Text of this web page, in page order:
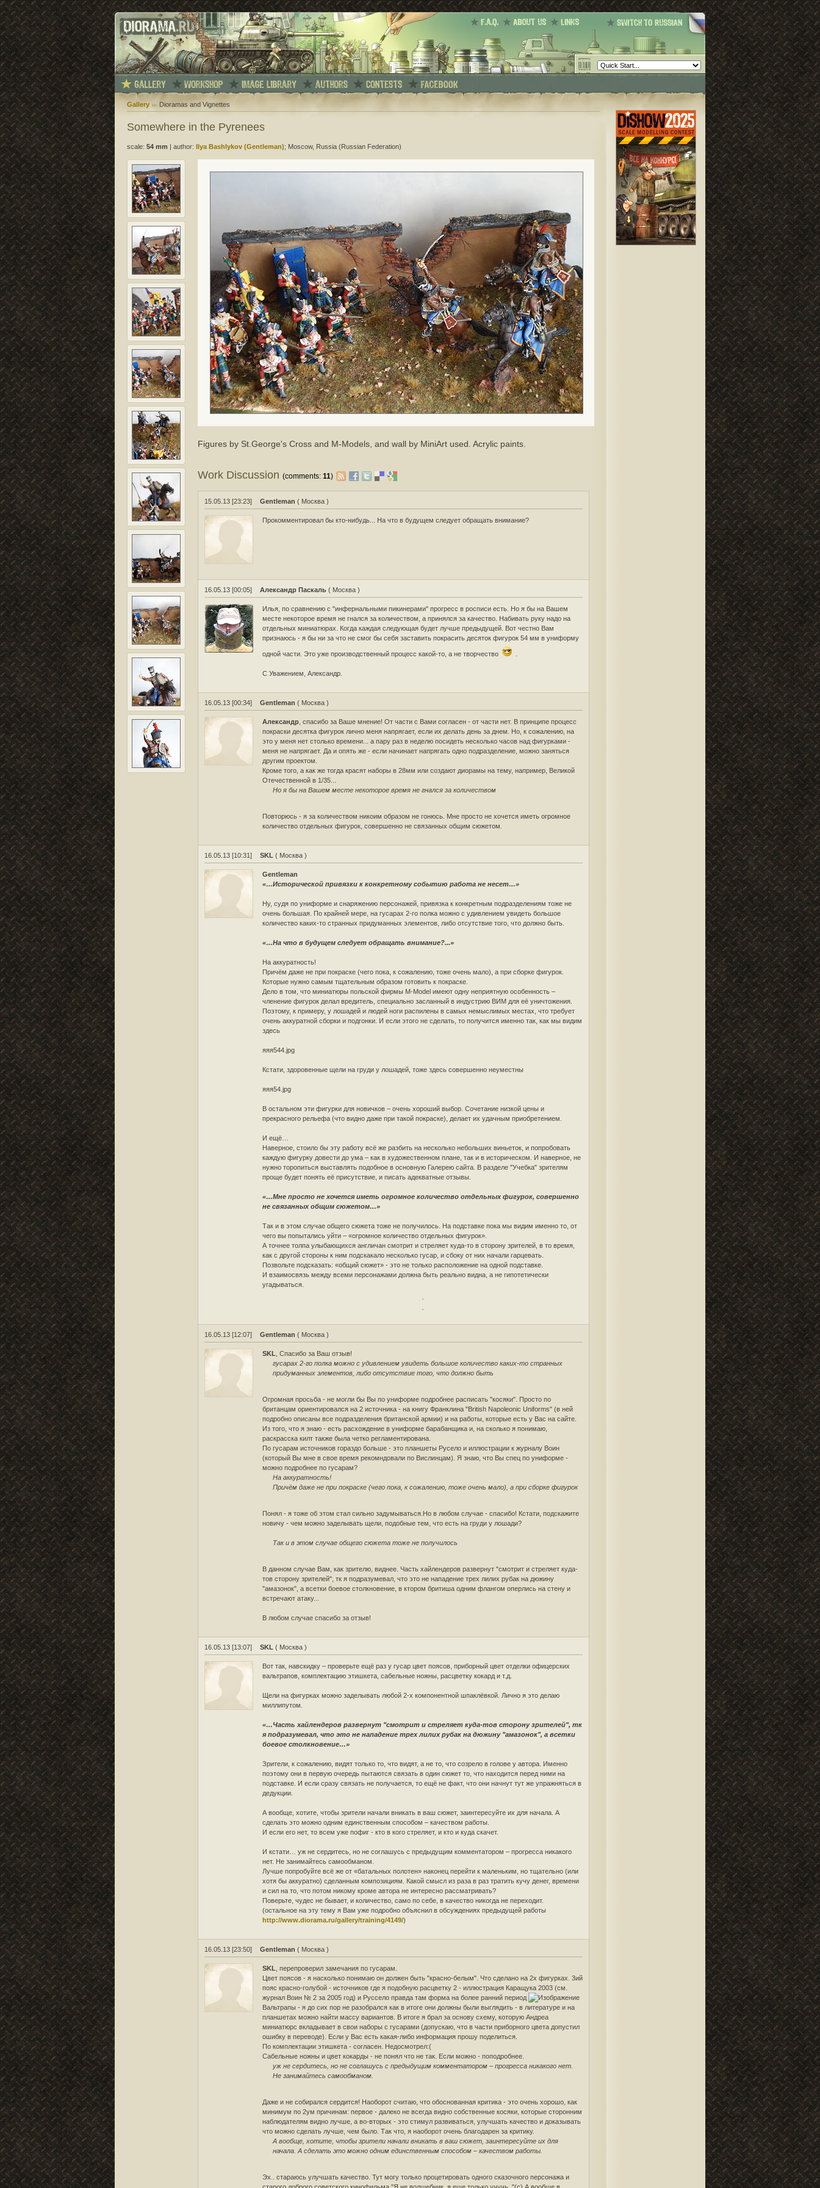
Gallery Dioramas and Vignettes
Somewhere in the Pyrenees
scale: 54 mm author: Ilya Bashlykov (Gentleman); Moscow, Russia (Russian Federation)
Figures by St.George's Cross and M-Models, and wall by MiniArt used. Acrylic paints.
Work Discussion(comments:11)
15.05.13 [23:23] Gentleman ( Москва )
Прокомментировал бы кто-нибудь... На что в будущем следует обращать внимание?
16.05.13 [00:05] Александр Паскаль ( Москва )
Илья, по сравнению с "инфернальными пикинерами" прогресс в росписи есть. Но я бы на Вашем
месте некоторое время не гнался за количеством, а принялся за качество. Набивать руку надо на
отдельных миниатюрах. Когда каждая следующая будет лучше предыдущей. Вот честно Вам
признаюсь - я бы ни за что не смог бы себя заставить покрасить десяток фигурок 54 мм в униформу
одной части. Это уже производственный процесс какой-то, а не творчество
С Уважением, Александр.
16.05.13 [00:34] Gentleman ( Москва )
Александр , спасибо за Ваше мнение! От части с Вами согласен - от части нет. В принципе процесс
покраски десятка фигурок лично меня напрягает, если их делать день за днем. Но, к сожалению, на
это у меня нет столько времени... а пару раз в неделю посидеть несколько часов над фигурками -
меня не напрягает. Да и опять же - если начинает напрягать одно подразделение, можно заняться
другим проектом.
Кроме того, а как же тогда красят наборы в 28мм или создают диорамы на тему, например, Великой
Отечественной в 1/35...
Но я бы на Вашем месте некоторое время не гнался за количеством
Повторюсь - я за количеством никоим образом не гонюсь. Мне просто не хочется иметь огромное
количество отдельных фигурок, совершенно не связанных общим сюжетом.
16.05.13 [10:31] SKL ( Москва )
Gentleman
«…Исторической привязки к конкретному событию работа не несет…»
Ну, судя по униформе и снаряжению персонажей, привязка к конкретным подразделениям тоже не
очень большая. По крайней мере, на гусарах 2-го полка можно с удивлением увидеть большое
количество каких-то странных придуманных элементов, либо отсутствие того, что должно быть.
«…На что в будущем следует обращать внимание?...»
На аккуратность!
Причём даже не при покраске (чего пока, к сожалению, тоже очень мало), а при сборке фигурок.
Которые нужно самым тщательным образом готовить к покраске.
Дело в том, что миниатюры польской фирмы M-Model имеют одну неприятную особенность –
членение фигурок делал вредитель, специально засланный в индустрию ВИМ для её уничтожения.
Поэтому, к примеру, у лошадей и людей ноги распилены в самых немыслимых местах, что требует
очень аккуратной сборки и подгонки. И если этого не сделать, то получится именно так, как мы видим
здесь
яяя544.jpg
Кстати, здоровенные щели на груди у лошадей, тоже здесь совершенно неуместны
яяя54.jpg
В остальном эти фигурки для новичков – очень хороший выбор. Сочетание низкой цены и
прекрасного рельефа (что видно даже при такой покраске), делает их удачным приобретением.
И ещё…
Наверное, стоило бы эту работу всё же разбить на несколько небольших виньеток, и попробовать
каждую фигурку довести до ума – как в художественном плане, так и в историческом. И наверное, не
нужно торопиться выставлять подобное в основную Галерею сайта. В разделе "Учебка" зрителям
проще будет понять её присутствие, и писать адекватные отзывы.
«…Мне просто не хочется иметь огромное количество отдельных фигурок, совершенно
не связанных общим сюжетом…»
Так и в этом случае общего сюжета тоже не получилось. На подставке пока мы видим именно то, от
чего вы попытались уйти – «огромное количество отдельных фигурок».
А точнее толпа улыбающихся англичан смотрит и стреляет куда-то в сторону зрителей, в то время,
как с другой стороны к ним подскакало несколько гусар, и сбоку от них начали гарцевать.
Позвольте подсказать: «общий сюжет» - это не только расположение на одной подставке.
И взаимосвязь между всеми персонажами должна быть реально видна, а не гипотетически
угадываться.
16.05.13 [12:07] Gentleman ( Москва )
SKL , Спасибо за Ваш отзыв!
гусарах 2-го полка можно с удивлением увидеть большое количество каких-то странных
придуманных элементов, либо отсутствие того, что должно быть
Огромная просьба - не могли бы Вы по униформе подробнее расписать "косяки". Просто по
британцам ориентировался на 2 источника - на книгу Франклина "British Napoleonic Uniforms" (в ней
подробно описаны все подразделения британской армии) и на работы, которые есть у Вас на сайте.
Из того, что я знаю - есть расхождение в униформе барабанщика и, на сколько я понимаю,
раскрасска килт также была четко регламентирована.
По гусарам источников гораздо больше - это планшеты Русело и иллюстрации к журналу Воин
(который Вы мне в свое время рекомндовали по Вислинцам). Я знаю, что Вы спец по униформе -
можно подробнее по гусарам?
На аккуратность!
Причём даже не при покраске (чего пока, к сожалению, тоже очень мало), а при сборке фигурок
Понял - я тоже об этом стал сильно задумываться.Но в любом случае - спасибо! Кстати, подскажите
новичу - чем можно заделывать щели, подобные тем, что есть на груди у лошади?
Так и в этом случае общего сюжета тоже не получилось
В данном случае Вам, как зрителю, виднее. Часть хайлендеров развернут "смотрит и стреляет куда-
тов сторону зрителей", тк я подразумевал, что это не нападение трех лилих рубак на дюжину
"амазонок", а всетки боевое столкновение, в ктором бритиша одним флангом оперлись на стену и
встречают атаку...
В любом случае спасибо за отзыв!
16.05.13 [13:07] SKL ( Москва )
Вот так, навскидку – проверьте ещё раз у гусар цвет поясов, приборный цвет отделки офицерских
вальтрапов, комплектацию этишкета, сабельные ножны, расцветку кокард и т.д.
Щели на фигурках можно заделывать любой 2-х компонентной шпаклёвкой. Лично я это делаю
миллипутом.
«…Часть хайлендеров развернут "смотрит и стреляет куда-тов сторону зрителей", тк
я подразумевал, что это не нападение трех лилих рубак на дюжину "амазонок", а всетки
боевое столкновение…»
Зрители, к сожалению, видят только то, что видят, а не то, что созрело в голове у автора. Именно
поэтому они в первую очередь пытаются связать в один сюжет то, что находится перед ними на
подставке. И если сразу связать не получается, то ещё не факт, что они начнут тут же упражняться в
дедукции.
А вообще, хотите, чтобы зрители начали вникать в ваш сюжет, заинтересуйте их для начала. А
сделать это можно одним единственным способом – качеством работы.
И если его нет, то всем уже пофиг - кто в кого стреляет, и кто и куда скачет.
И кстати… уж не сердитесь, но не соглашусь с предыдущим комментатором – прогресса никакого
нет. Не занимайтесь самообманом.
Лучше попробуйте всё же от «батальных полотен» наконец перейти к маленьким, но тщательно (или
хотя бы аккуратно) сделанным композициям. Какой смысл из раза в раз тратить кучу денег, времени
и сил на то, что потом никому кроме автора не интересно рассматривать?
Поверьте, чудес не бывает, и количество, само по себе, в качество никогда не переходит.
(остальное на эту тему я Вам уже подробно объяснил в обсуждениях предыдущей работы
http://www.diorama.ru/gallery/training/4149/)
16.05.13 [23:50] Gentleman ( Москва )
SKL , перепроверил замечания по гусарам.
Цвет поясов - я насколько понимаю он должен быть "красно-белым". Что сделано на 2х фигурках. 3ий
пояс красно-голубой - источников где я подобную расцветку 2 - иллюстрация Каращука 2003 (см.
журнал Воин № 2 за 2005 год) и Руссело правда там форма на более ранний период
Вальтрапы - я до сих пор не разобрался как в итоге они должны были выглядить - в литературе и на
планшетах можно найти массу вариантов. В итоге я брал за основу схему, которую Андреа
миниатюрс вкладывает в свои наборы с гусарами (допускаю, что в части приборного цвета допустил
ошибку в переводе). Если у Вас есть какая-либо информация прошу поделиться.
По комплектации этишкета - согласен. Недосмотрел:(
Сабельные ножны и цвет кокарды - не понял что не так. Если можно - поподробнее.
уж не сердитесь, но не соглашусь с предыдущим комментатором – прогресса никакого нет.
Не занимайтесь самообманом.
Даже и не собирался сердится! Наоборот считаю, что обоснованная критика - это очень хорошо, как
минимум по 2ум причинам: первое - далеко не всегда видно собственные косяки, которые сторонним
наблюдателям видно лучше, а во-вторых - это стимул развиваться, улучшать качество и доказывать
что можно сделать лучше, чем было. Так что, я наоборот очень благодарен за критику.
А вообще, хотите, чтобы зрители начали вникать в ваш сюжет, заинтересуйте их для
начала. А сделать это можно одним единственным способом – качеством работы.
Эх.. стараюсь улучшать качество. Тут могу только процетировать одного сказочного персонажа и